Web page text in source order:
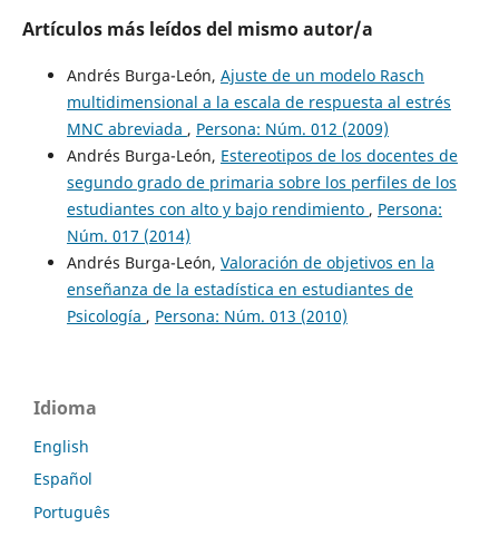
Artículos más leídos del mismo autor/a
Andrés Burga-León, Ajuste de un modelo Rasch
multidimensional a la escala de respuesta al estrés
MNC abreviada , Persona: Núm. 012 (2009)
Andrés Burga-León, Estereotipos de los docentes de
segundo grado de primaria sobre los perfiles de los
estudiantes con alto y bajo rendimiento , Persona:
Núm. 017 (2014)
Andrés Burga-León, Valoración de objetivos en la
enseñanza de la estadística en estudiantes de
Psicología , Persona: Núm. 013 (2010)
Idioma
English
Español
Português